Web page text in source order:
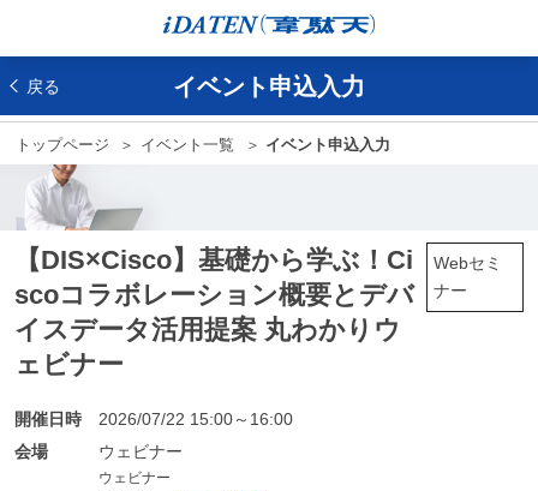
戻る イベント申込入力
トップページ イベント一覧 イベント申込入力
Webセミ
ナー
【DIS×Cisco】基礎から学ぶ！Ci
scoコラボレーション概要とデバ
イスデータ活用提案 丸わかりウ
ェビナー
開催日時
2026/07/22 15:00～16:00
会場
ウェビナー
ウェビナー